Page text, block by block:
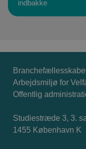
indbakke
Arbejdsmiljø for
Offentlig
Studiestræde 3, 3.
1455 København K